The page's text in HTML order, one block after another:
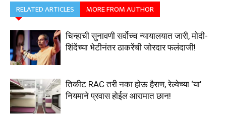
RELATED ARTICLES MORE FROM AUTHOR
चिन्हाची सुनावणी सर्वोच्च न्यायालयात जारी, मोदी-
शिंदेंच्या भेटीनंतर ठाकरेंची जोरदार फलंदाजी!
तिकीट RAC तरी नका होऊ हैराण, रेल्वेच्या ‘या’
नियमाने प्रवास होईल आरामात छान!